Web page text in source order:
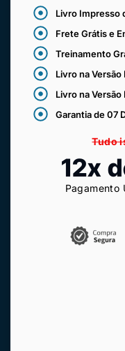
Livro Impresso
Frete Grátis e
Treinamento
Livro na Versão
Livro na
Garantia de 07
Tudo
12x
Pagamento